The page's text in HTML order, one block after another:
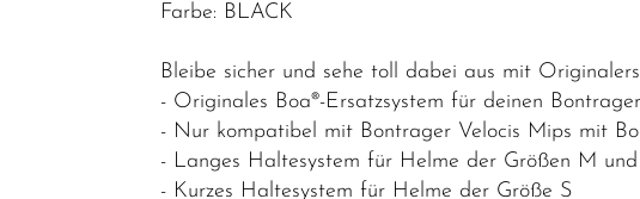
Farbe: BLACK
Bleibe sicher und sehe toll dabei aus mit
- Originales Boa®-Ersatzsystem für deinen
- Nur kompatibel mit Bontrager Velocis Mips mit
- Langes Haltesystem für Helme der Größen M
- Kurzes Haltesystem für Helme der Größe S